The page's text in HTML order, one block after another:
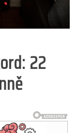
22